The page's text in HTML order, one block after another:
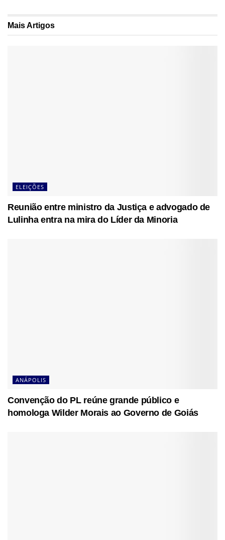
MaisArtigos
ELEIÇÕES
Reunião entre ministro da Justiça e advogado de
Lulinha entra na mira do Líder da Minoria
ANÁPOLIS
Convenção do PL reúne grande público e
homologa Wilder Morais ao Governo de Goiás